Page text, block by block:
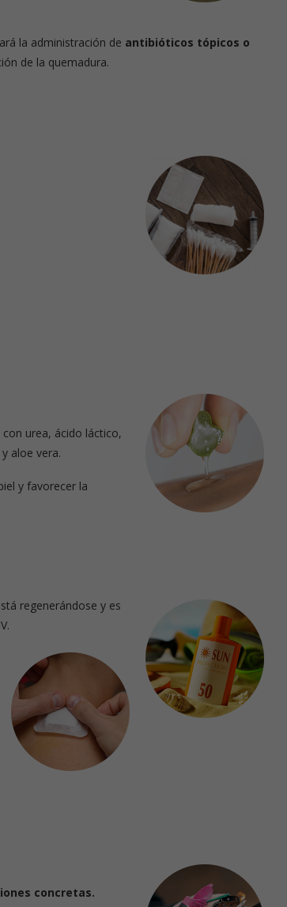
la administración de antibióticos tópicos o
de la quemadura.
con urea, ácido láctico,
aloe vera.
y favorecer la
regenerándose y es
concretas.